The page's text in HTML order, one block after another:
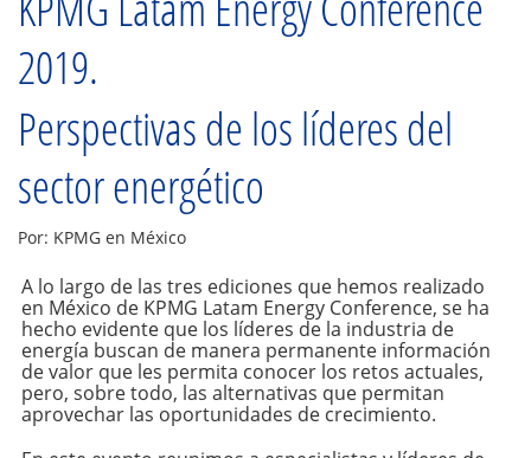
2019.
Perspectivas de los líderes del
sector energético
Por: KPMG en México
A lo largo de las tres ediciones que hemos realizado
en México de KPMG Latam Energy Conference, se ha
hecho evidente que los líderes de la industria de
energía buscan de manera permanente información
de valor que les permita conocer los retos actuales,
pero, sobre todo, las alternativas que permitan
aprovechar las oportunidades de crecimiento.